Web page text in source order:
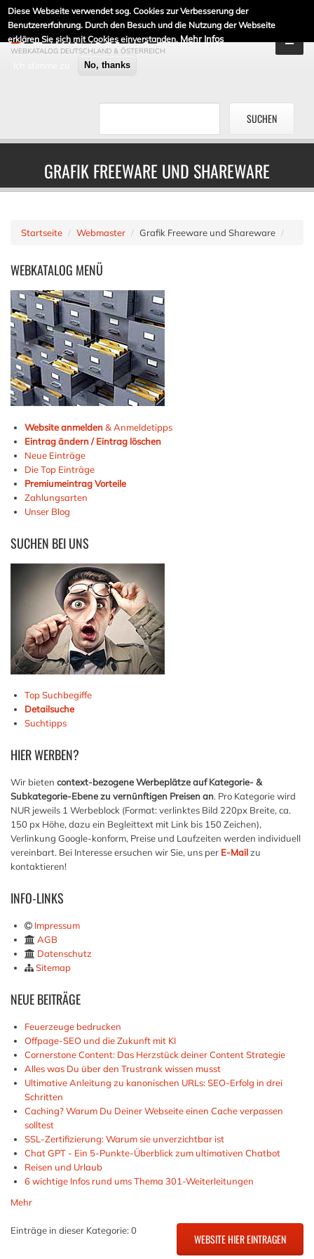
Diese Webseite verwendet sog. Cookies zur Verbesserung der
Benutzererfahrung. Durch den Besuch und die Nutzung der Webseite
erklären Sie sich mit Cookies einverstanden. Mehr Infos
No, thanks
DE-LINKLISTE.DE
WEBKATALOG DEUTSCHLAND & ÖSTERREICH
GRAFIK FREEWARE UND SHAREWARE
Startseite Webmaster Grafik Freeware und Shareware
WEBKATALOG MENÜ
Website anmelden& Anmeldetipps
Eintrag ändern / Eintrag löschen
Neue Einträge
Die Top Einträge
Premiumeintrag Vorteile
Zahlungsarten
Unser Blog
SUCHEN BEI UNS
Top Suchbegiffe
Detailsuche
Suchtipps
HIERWERBEN?
Wir bieten context-bezogene Werbeplätze auf Kategorie- &
Subkategorie-Ebene zu vernünftigen Preisen an. Pro Kategorie wird
NUR jeweils 1 Werbeblock (Format: verlinktes Bild 220px Breite, ca.
150 px Höhe, dazu ein Begleittext mit Link bis 150 Zeichen),
Verlinkung Google-konform, Preise und Laufzeiten werden individuell
vereinbart. Bei Interesse ersuchen wir Sie, uns per E-Mailzu
kontaktieren!
INFO-LINKS
Impressum
AGB
Datenschutz
Sitemap
NEUEBEITRÄGE
Feuerzeuge bedrucken
Offpage-SEO und die Zukunft mit KI
Cornerstone Content: Das Herzstück deiner Content Strategie
Alles was Du über den Trustrank wissen musst
Ultimative Anleitung zu kanonischen URLs: SEO-Erfolg in drei
Schritten
Caching? Warum Du Deiner Webseite einen Cache verpassen
solltest
SSL-Zertifizierung: Warum sie unverzichtbar ist
Chat GPT - Ein 5-Punkte-Überblick zum ultimativen Chatbot
Reisen und Urlaub
6 wichtige Infos rund ums Thema 301-Weiterleitungen
Mehr
Einträge in dieser Kategorie: 0